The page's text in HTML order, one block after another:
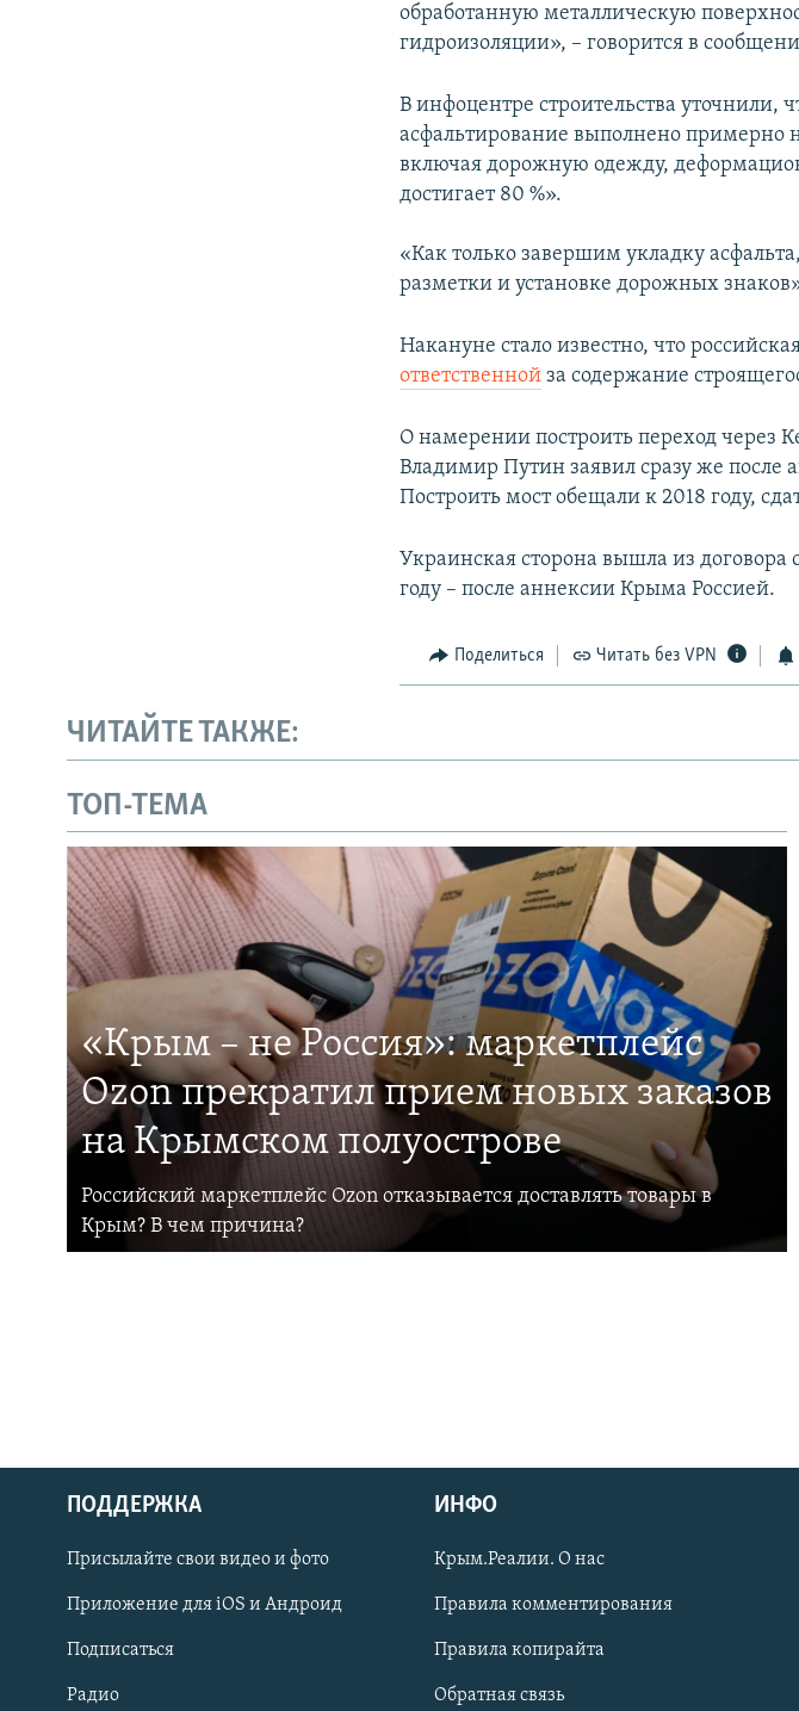
Українською
Qırımtatar
ПРИСОЕДИНЯЙТЕСЬ!
обработанную металлическую
гидроизоляции», – говорится в
В инфоцентре строительства уточнили,
асфальтирование выполнено примерно
включая дорожную одежду,
достигает 80 %».
«Как только завершим укладку
разметки и установке дорожных
Накануне стало известно, что
ответственной за содержание
О намерении построить переход через
Владимир Путин заявил сразу же после
Построить мост обещали к 2018 году,
Украинская сторона вышла из договора
году – после аннексии Крыма Россией.
Поделиться Читать без VPN
ЧИТАЙТЕ ТАКЖЕ:
ТОП-ТЕМА
«Крым – не Россия»: маркетплейс
Ozon прекратил прием новых заказов
на Крымском полуострове
Российский маркетплейс Ozon отказывается доставлять товары в
Крым? В чем причина?
ПОДДЕРЖКА
Присылайте свои видео и фото
Приложение для iOS и Андроид
Подписаться
Радио
ИНФО
Крым.Реалии. О нас
Правила комментирования
Правила копирайта
Обратная связь